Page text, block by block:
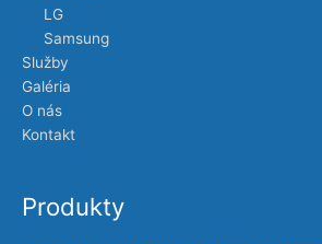
LG
Samsung
Služby
Galéria
O nás
Kontakt
Produkty